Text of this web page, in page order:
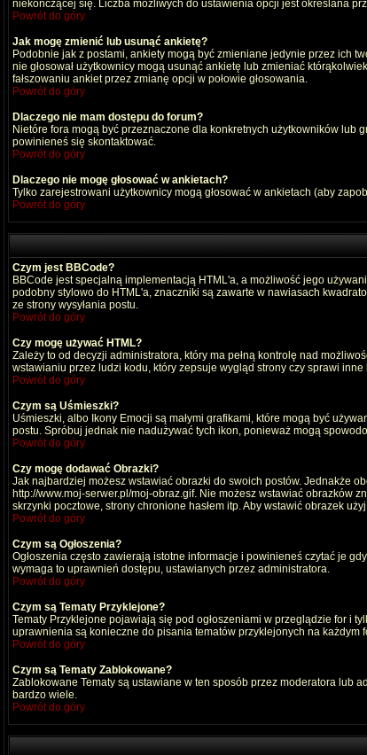
niekończącej się. Liczba możliwych do ustawienia opcji jest określana
Powrót do góry
Jak mogę zmienić lub usunąć ankietę?
Podobnie jak z postami, ankiety mogą być zmieniane jedynie przez ich
nie głosował użytkownicy mogą usunąć ankietę lub zmieniać
fałszowaniu ankiet przez zmianę opcji w połowie głosowania.
Powrót do góry
Dlaczego nie mam dostępu do forum?
Nietóre fora mogą być przeznaczone dla konkretnych użytkowników lub
powinieneś się skontaktować.
Powrót do góry
Dlaczego nie mogę głosować w ankietach?
Tylko zarejestrowani użytkownicy mogą głosować w ankietach (aby
Powrót do góry
Czym jest BBCode?
BBCode jest specjalną implementacją HTML'a, a możliwość jego
podobny stylowo do HTML'a, znaczniki są zawarte w nawiasach
ze strony wysyłania postu.
Powrót do góry
Czy mogę używać HTML?
Zależy to od decyzji administratora, który ma pełną kontrolę nad
wstawianiu przez ludzi kodu, który zepsuje wygląd strony czy sprawi
Powrót do góry
Czym są Uśmieszki?
Uśmieszki, albo Ikony Emocji są małymi grafikami, które mogą być
postu. Spróbuj jednak nie nadużywać tych ikon, ponieważ mogą
Powrót do góry
Czy mogę dodawać Obrazki?
Jak najbardziej możesz wstawiać obrazki do swoich postów. Jednakże
http://www.moj-serwer.pl/moj-obraz.gif. Nie możesz wstawiać obrazków
skrzynki pocztowe, strony chronione hasłem itp. Aby wstawić obrazek
Powrót do góry
Czym są Ogłoszenia?
Ogłoszenia często zawierają istotne informacje i powinieneś czytać je
wymaga to uprawnień dostępu, ustawianych przez administratora.
Powrót do góry
Czym są Tematy Przyklejone?
Tematy Przyklejone pojawiają się pod ogłoszeniami w przeglądzie for i
uprawnienia są konieczne do pisania tematów przyklejonych na każdym
Powrót do góry
Czym są Tematy Zablokowane?
Zablokowane Tematy są ustawiane w ten sposób przez moderatora lub
bardzo wiele.
Powrót do góry